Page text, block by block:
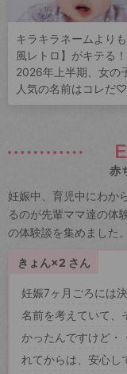
キラキラネームより
風レトロ】がキテる！
2026年上半期、女の
人気の名前はコレだ♡
赤
妊娠中、育児中にわか
るのが先輩ママ達の体
の体験談を集めました。
きょん×2 さん
妊娠7ヶ月ごろには
名前を考えていて、
かったんですけど・
れてからは、安心し